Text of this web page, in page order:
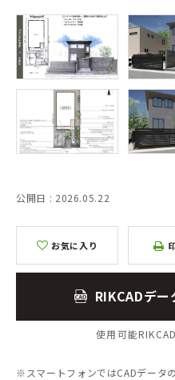
公開日 : 2026.05.22
お気に入り
RIKCADデ
使用可能
※スマートフォンではCADデータ